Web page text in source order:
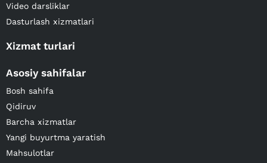
Video darsliklar
Dasturlash xizmatlari
Xizmat turlari
Asosiy sahifalar
Bosh sahifa
Qidiruv
Barcha xizmatlar
Yangi buyurtma yaratish
Mahsulotlar